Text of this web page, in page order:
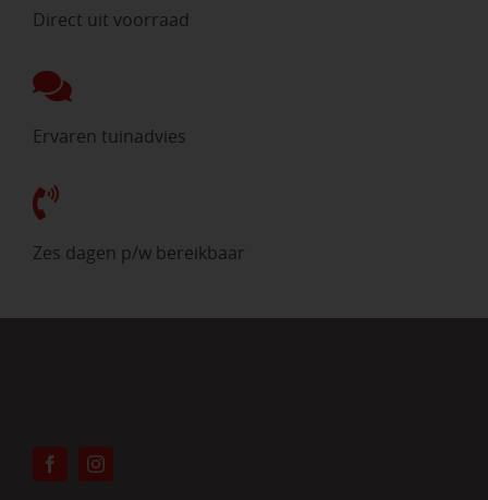
Direct uit voorraad
Ervaren tuinadvies
Zes dagen p/w bereikbaar